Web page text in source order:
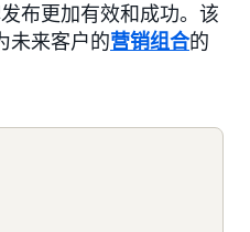
布更加有效和成功。该
未来客户的营销组合的